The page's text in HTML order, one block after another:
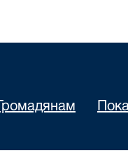
Громадянам